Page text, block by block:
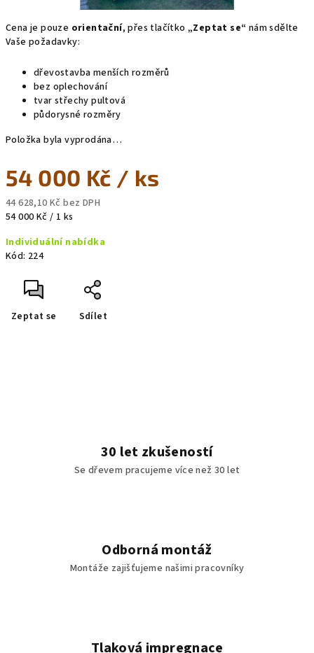
Cena je pouze orientační, přes tlačítko „Zeptat se“ nám sdělte
Vaše požadavky:
dřevostavba menších rozměrů
bez oplechování
tvar střechy pultová
půdorysné rozměry
Položka byla vyprodána…
54 000 Kč / ks
44 628,10 Kč bez DPH
Měrná
54 000 Kč / 1 ks
Individuální nabídka
Kód: 224
Zeptat se Sdílet
30 let zkušeností
Se dřevem pracujeme více než 30 let
Odborná montáž
Montáže zajišťujeme našimi pracovníky
Tlaková impregnace